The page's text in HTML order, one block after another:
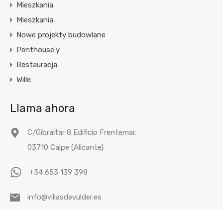
Mieszkania
Mieszkania
Nowe projekty budowlane
Penthouse'y
Restauracja
Wille
Llama ahora
C/Gibraltar 8 Edificio Frentemar.
03710 Calpe (Alicante)
+34 653 139 398
info@villasdevulder.es